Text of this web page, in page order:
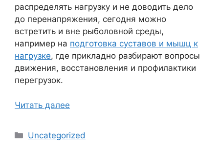
распределять нагрузку и не доводить дело
до перенапряжения, сегодня можно
встретить и вне рыболовной среды,
например на подготовка суставов и мышц к
нагрузке, где прикладно разбирают вопросы
движения, восстановления и профилактики
перегрузок.
Читать далее
Рубрики
Uncategorized